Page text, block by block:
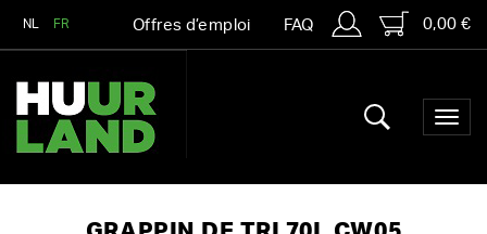
NL FR Offres d’emploi FAQ 0,00 €